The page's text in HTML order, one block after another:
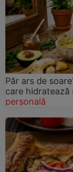
Păr ars de
care hidratează
personală